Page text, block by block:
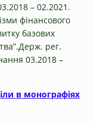
– 02.2021.
фінансового
базових
рег.
03.2018 –
в монографіях